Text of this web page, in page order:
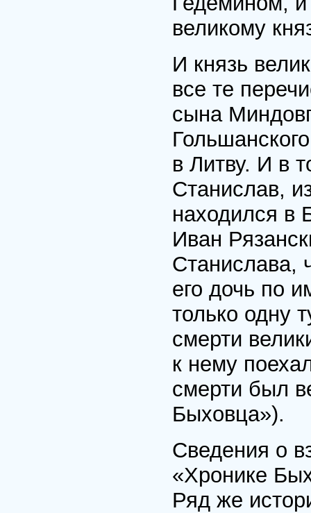
великому
И князь
все те
сына
в Литву. И в
Станислав,
находился в
Иван
Станислава,
его дочь по
только одну
смерти
к нему
смерти был
Быховца»).
Сведения о
«Хронике
Ряд же